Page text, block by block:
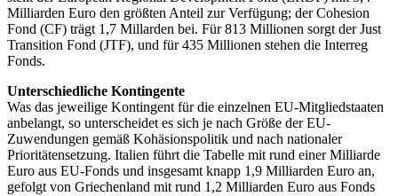
Milliarden Euro den größten Anteil zur Verfügung; der Cohesion
Fond (CF) trägt 1,7 Millarden bei. Für 813 Millionen sorgt der Just
Transition Fond (JTF), und für 435 Millionen stehen die Interreg
Fonds.
Unterschiedliche Kontingente
Was das jeweilige Kontingent für die einzelnen EU-Mitgliedstaaten
anbelangt, so unterscheidet es sich je nach Größe der EU-
Zuwendungen gemäß Kohäsionspolitik und nach nationaler
Prioritätensetzung. Italien führt die Tabelle mit rund einer Milliarde
Euro aus EU-Fonds und insgesamt knapp 1,9 Milliarden Euro an,
gefolgt von Griechenland mit rund 1,2 Milliarden Euro aus Fonds